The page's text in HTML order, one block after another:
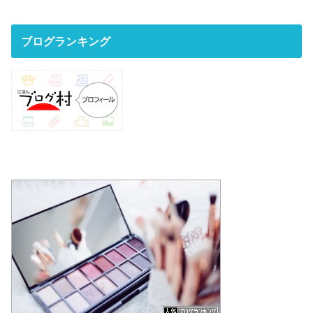
ブログランキング